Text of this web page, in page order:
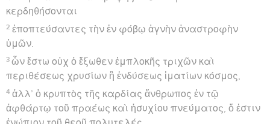
κερδηθήσονται
2 ἐποπτεύσαντες τὴν ἐν φόβῳ ἁγνὴν ἀναστροφὴν
ὑμῶν.
3 ὧν ἔστω οὐχ ὁ ἔξωθεν ἐμπλοκῆς τριχῶν καὶ
περιθέσεως χρυσίων ἢ ἐνδύσεως ἱματίων κόσμος,
4 ἀλλ’ ὁ κρυπτὸς τῆς καρδίας ἄνθρωπος ἐν τῷ
ἀφθάρτῳ τοῦ πραέως καὶ ἡσυχίου πνεύματος, ὅ ἐστιν